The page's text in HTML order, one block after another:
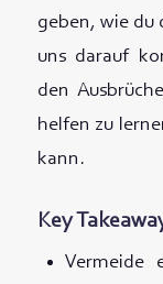
geben, wie du
uns darauf
den
helfen zu
kann.
Key
Vermeide